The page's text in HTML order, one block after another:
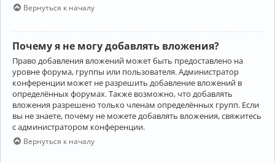
Вернуться к началу
Почему я не могу добавлять вложения?
Право добавления вложений может быть предоставлено на
уровне форума, группы или пользователя. Администратор
конференции может не разрешить добавление вложений в
определённых форумах. Также возможно, что добавлять
вложения разрешено только членам определённых групп. Если
вы не знаете, почему не можете добавлять вложения, свяжитесь
с администратором конференции.
Вернуться к началу